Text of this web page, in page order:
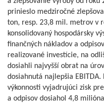
prinieslo medziročné
ton, resp. 23,8 mil. metrov v
konsolidovaný hospodársky
finančných nákladov a
realizované investície, na
dosiahli najvyšší obrat na
dosiahnutá najlepšia
výkonnosti vyjadrujúci zisk
a odpisov dosiahol 4,8